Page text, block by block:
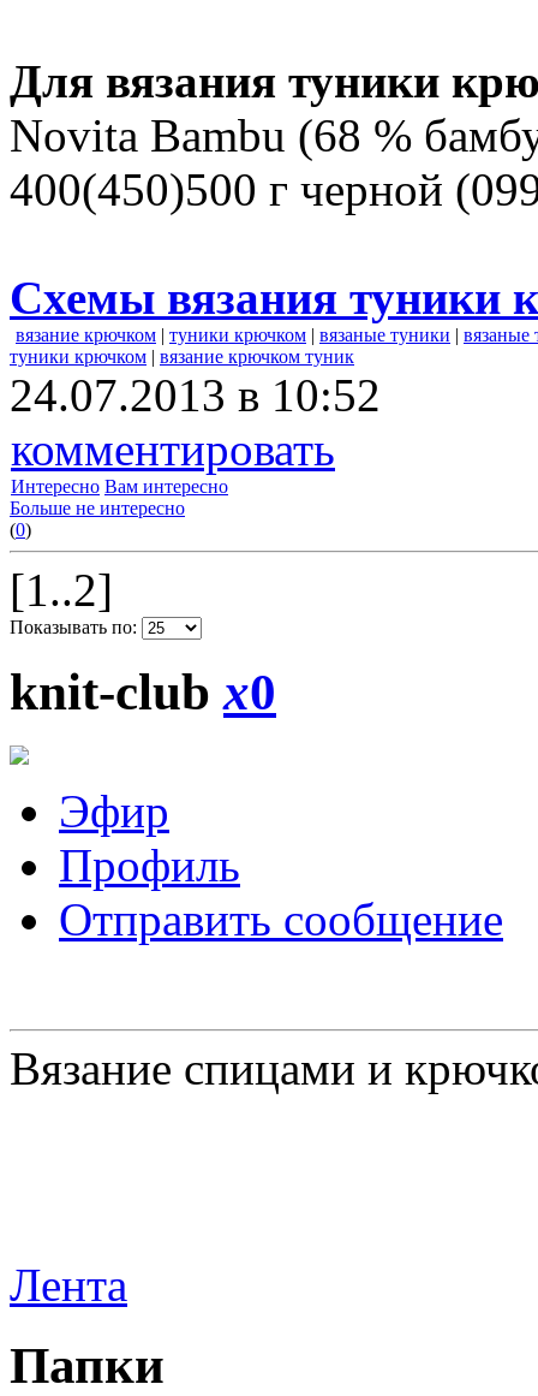
Для вязания туники
Novita Bambu (68 %
400(450)500 г черной
Схемы вязания туники
вязание крючком | туники крючком | вязаные туники | вязаные
туники крючком | вязание крючком туник
24.07.2013 в 10:52
комментировать
Интересно Вам интересно
Больше не интересно
(0)
[1..2]
Показывать по:
knit-clubx0
Эфир
Профиль
Отправить сообщение
Вязание спицами и
Лента
Папки